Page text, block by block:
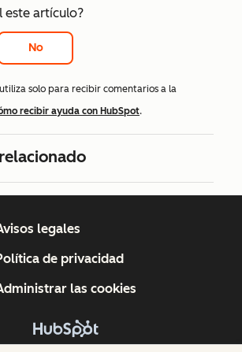
este artículo?
No
solo para recibir comentarios a la
recibir ayuda con HubSpot.
legales
de privacidad
las cookies